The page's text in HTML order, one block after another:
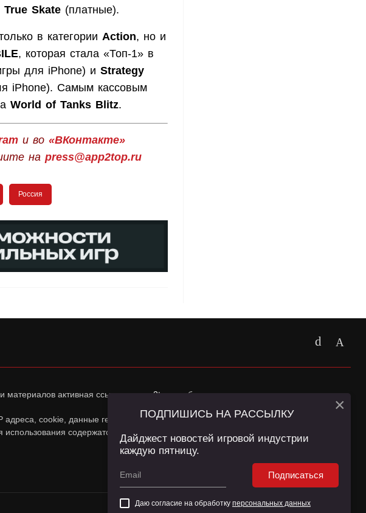
True Skate (платные).
в категории Action, но и
, которая стала «Топ-1» в
для iPhone) и Strategy
iPhone). Самым кассовым
World of Tanks Blitz.
и во «ВКонтакте»
на press@app2top.ru
Россия
материалов активная ссылка наapp2top.ruобязательна.
адреса, cookie, данные геолокации Пользователей сайта и сервис «Яндекс
использования содержатся в
Политике конфиденциальностии
ПОДПИШИСЬ НА РАССЫЛКУ
Дайджест новостей игровой индустрии
каждую пятницу.
Подписаться
Даю согласие на обработку персональных данных
×